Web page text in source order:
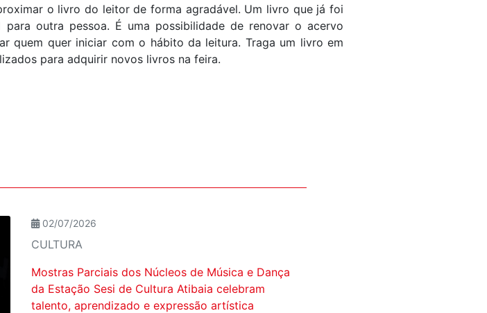
o livro do leitor de forma agradável. Um livro que já foi
outra pessoa. É uma possibilidade de renovar o acervo
quem quer iniciar com o hábito da leitura. Traga um livro em
para adquirir novos livros na feira.
02/07/2026
CULTURA
Mostras Parciais dos Núcleos de Música e Dança
da Estação Sesi de Cultura Atibaia celebram
talento, aprendizado e expressão artística